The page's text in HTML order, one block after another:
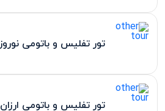
تور تفلیس و باتومی نوروز
تور تفلیس و باتومی ارزان